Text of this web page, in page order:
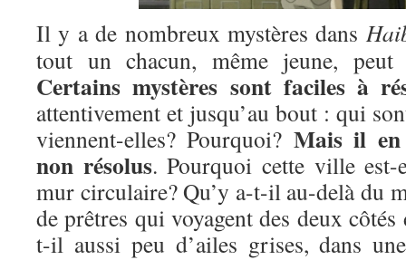
Il y a de nombreux mystères dans
tout un chacun, même jeune, peut
Certains mystères sont faciles à
attentivement et jusqu’au bout : qui
viennent-elles? Pourquoi? Mais il en
non résolus. Pourquoi cette ville est-
mur circulaire? Qu’y a-t-il au-delà du
de prêtres qui voyagent des deux
t-il aussi peu d’ailes grises, dans